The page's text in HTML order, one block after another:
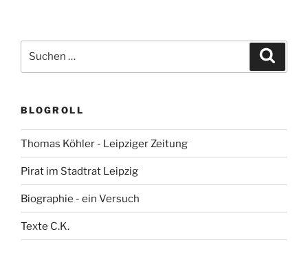
nach:
BLOGROLL
Thomas Köhler - Leipziger Zeitung
Pirat im Stadtrat Leipzig
Biographie - ein Versuch
Texte C.K.